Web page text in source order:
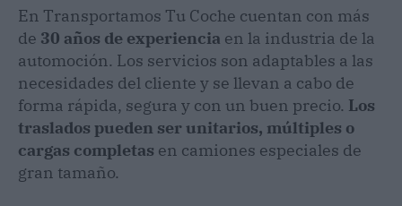
En Transportamos Tu Coche cuentan con más
de 30 años de experiencia en la industria de la
automoción. Los servicios son adaptables a las
necesidades del cliente y se llevan a cabo de
forma rápida, segura y con un buen precio. Los
traslados pueden ser unitarios, múltiples o
cargas completas en camiones especiales de
gran tamaño.